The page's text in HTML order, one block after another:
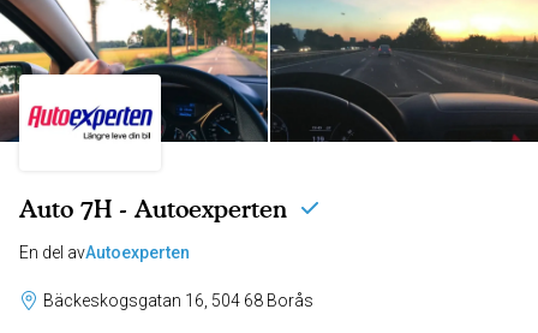
Auto 7H - Autoexperten
En del avAutoexperten
Bäckeskogsgatan 16, 504 68 Borås